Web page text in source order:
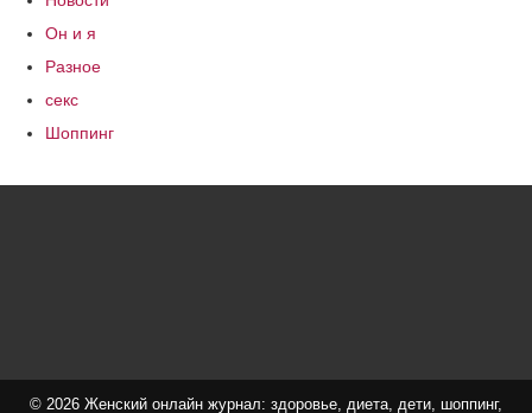
Он и я
Разное
секс
Шоппинг
© 2026 Женский онлайн журнал: здоровье, диета, дети, шоппинг,